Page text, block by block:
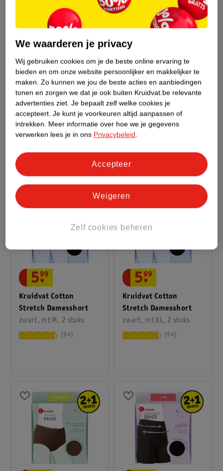
Kruidvat Cotton
Stretch Damesshort
wit, mt L, 2 stuks
5.
99
94
Kruidvat Shapewear
Damessinglet
beige, mt XL
9.
99
Kruidvat Cotton
Stretch Damesshort
zwart, mt M, 2 stuks
5.
99
94
Kruidvat Cotton
Stretch Damesshort
zwart, mt XL, 2 stuks
5.
99
94
We waarderen je privacy
Wij gebruiken cookies om je de beste online ervaring te
bieden en om onze website persoonlijker en makkelijker te
maken. Zo kunnen we jou de beste acties en aanbiedingen
tonen en zorgen we dat je ook buiten Kruidvat.be relevante
advertenties ziet. Je bepaalt zelf welke cookies je
accepteert. Je kunt je voorkeuren altijd aanpassen of
intrekken. Meer informatie over hoe we je gegevens
verwerken lees je in ons Privacybeleid.
Zelf cookies beheren
Weigeren
Accepteer